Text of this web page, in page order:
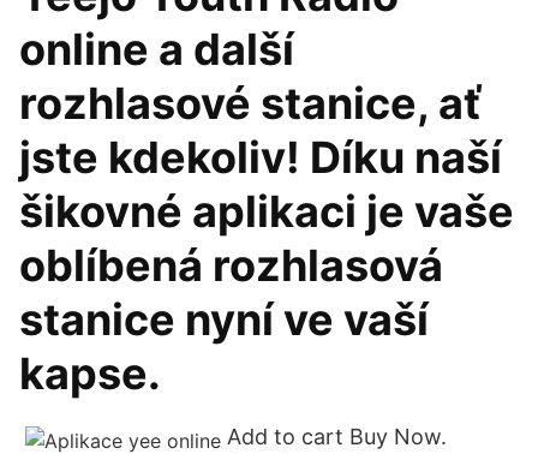
online a další
rozhlasové stanice, ať
jste kdekoliv! Díku naší
šikovné aplikaci je vaše
oblíbená rozhlasová
stanice nyní ve vaší
kapse.
Add to cart Buy Now.